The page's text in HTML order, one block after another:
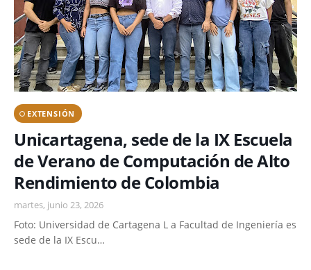
EXTENSIÓN
Unicartagena, sede de la IX Escuela
de Verano de Computación de Alto
Rendimiento de Colombia
martes, junio 23, 2026
Foto: Universidad de Cartagena L a Facultad de Ingeniería es
sede de la IX Escu…